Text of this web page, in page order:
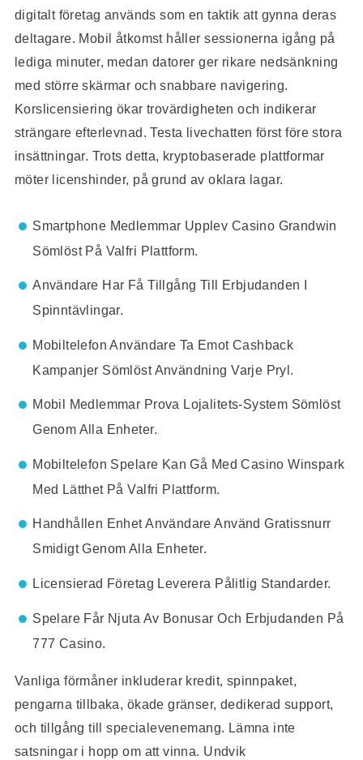
digitalt företag används som en taktik att gynna deras
deltagare. Mobil åtkomst håller sessionerna igång på
lediga minuter, medan datorer ger rikare nedsänkning
med större skärmar och snabbare navigering.
Korslicensiering ökar trovärdigheten och indikerar
strängare efterlevnad. Testa livechatten först före stora
insättningar. Trots detta, kryptobaserade plattformar
möter licenshinder, på grund av oklara lagar.
Smartphone Medlemmar Upplev Casino Grandwin
Sömlöst På Valfri Plattform.
Användare Har Få Tillgång Till Erbjudanden I
Spinntävlingar.
Mobiltelefon Användare Ta Emot Cashback
Kampanjer Sömlöst Användning Varje Pryl.
Mobil Medlemmar Prova Lojalitets-System Sömlöst
Genom Alla Enheter.
Mobiltelefon Spelare Kan Gå Med Casino Winspark
Med Lätthet På Valfri Plattform.
Handhållen Enhet Användare Använd Gratissnurr
Smidigt Genom Alla Enheter.
Licensierad Företag Leverera Pålitlig Standarder.
Spelare Får Njuta Av Bonusar Och Erbjudanden På
777 Casino.
Vanliga förmåner inkluderar kredit, spinnpaket,
pengarna tillbaka, ökade gränser, dedikerad support,
och tillgång till specialevenemang. Lämna inte
satsningar i hopp om att vinna. Undvik